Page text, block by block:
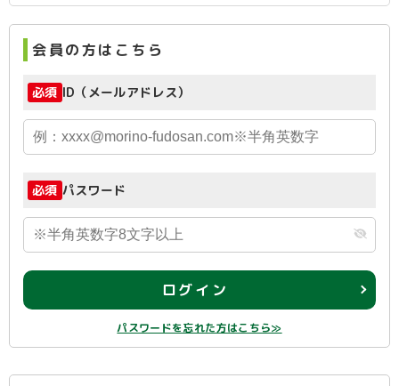
会員の方はこちら
必須 ID（メールアドレス）
必須 パスワード
ログイン
パスワードを忘れた方はこちら≫